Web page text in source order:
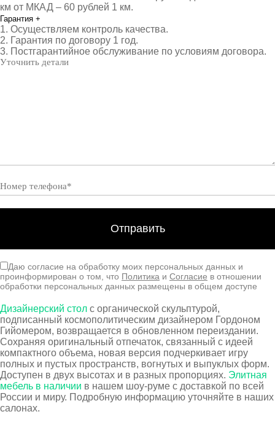
км от МКАД – 60 рублей 1 км.
Гарантия +
1. Осуществляем контроль качества.
2. Гарантия по договору 1 год.
3. Постгарантийное обслуживание по условиям договора.
Даю согласие на обработку моих персональных данных и
проинформирован о том, что Политика и Согласие в отношении
обработки персональных данных размещены в общем доступе
Дизайнерский стол с органической скульптурой,
подписанный космополитическим дизайнером Гордоном
Гийомером, возвращается в обновленном переиздании.
Сохраняя оригинальный отпечаток, связанный с идеей
компактного объема, новая версия подчеркивает игру
полных и пустых пространств, вогнутых и выпуклых форм.
Доступен в двух высотах и в разных пропорциях. Элитная
мебель в наличии в нашем шоу-руме с доставкой по всей
России и миру. Подробную информацию уточняйте в наших
салонах.